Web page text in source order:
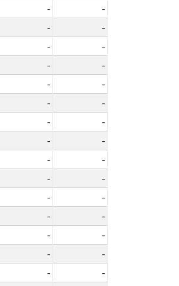
-
-
-
-
-
-
-
-
-
-
-
-
-
-
-
-
-
-
-
-
-
-
-
-
-
-
-
-
-
-